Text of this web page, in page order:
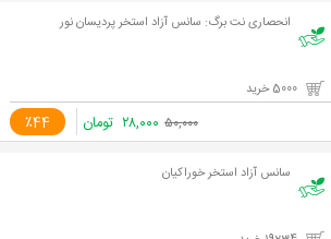
انحصاری نت برگ: سانس آزاد استخر پردیسان نور
٪44 ۵۰,۰۰۰ ۲۸,۰۰۰ تومان
سانس آزاد استخر خوراکیان